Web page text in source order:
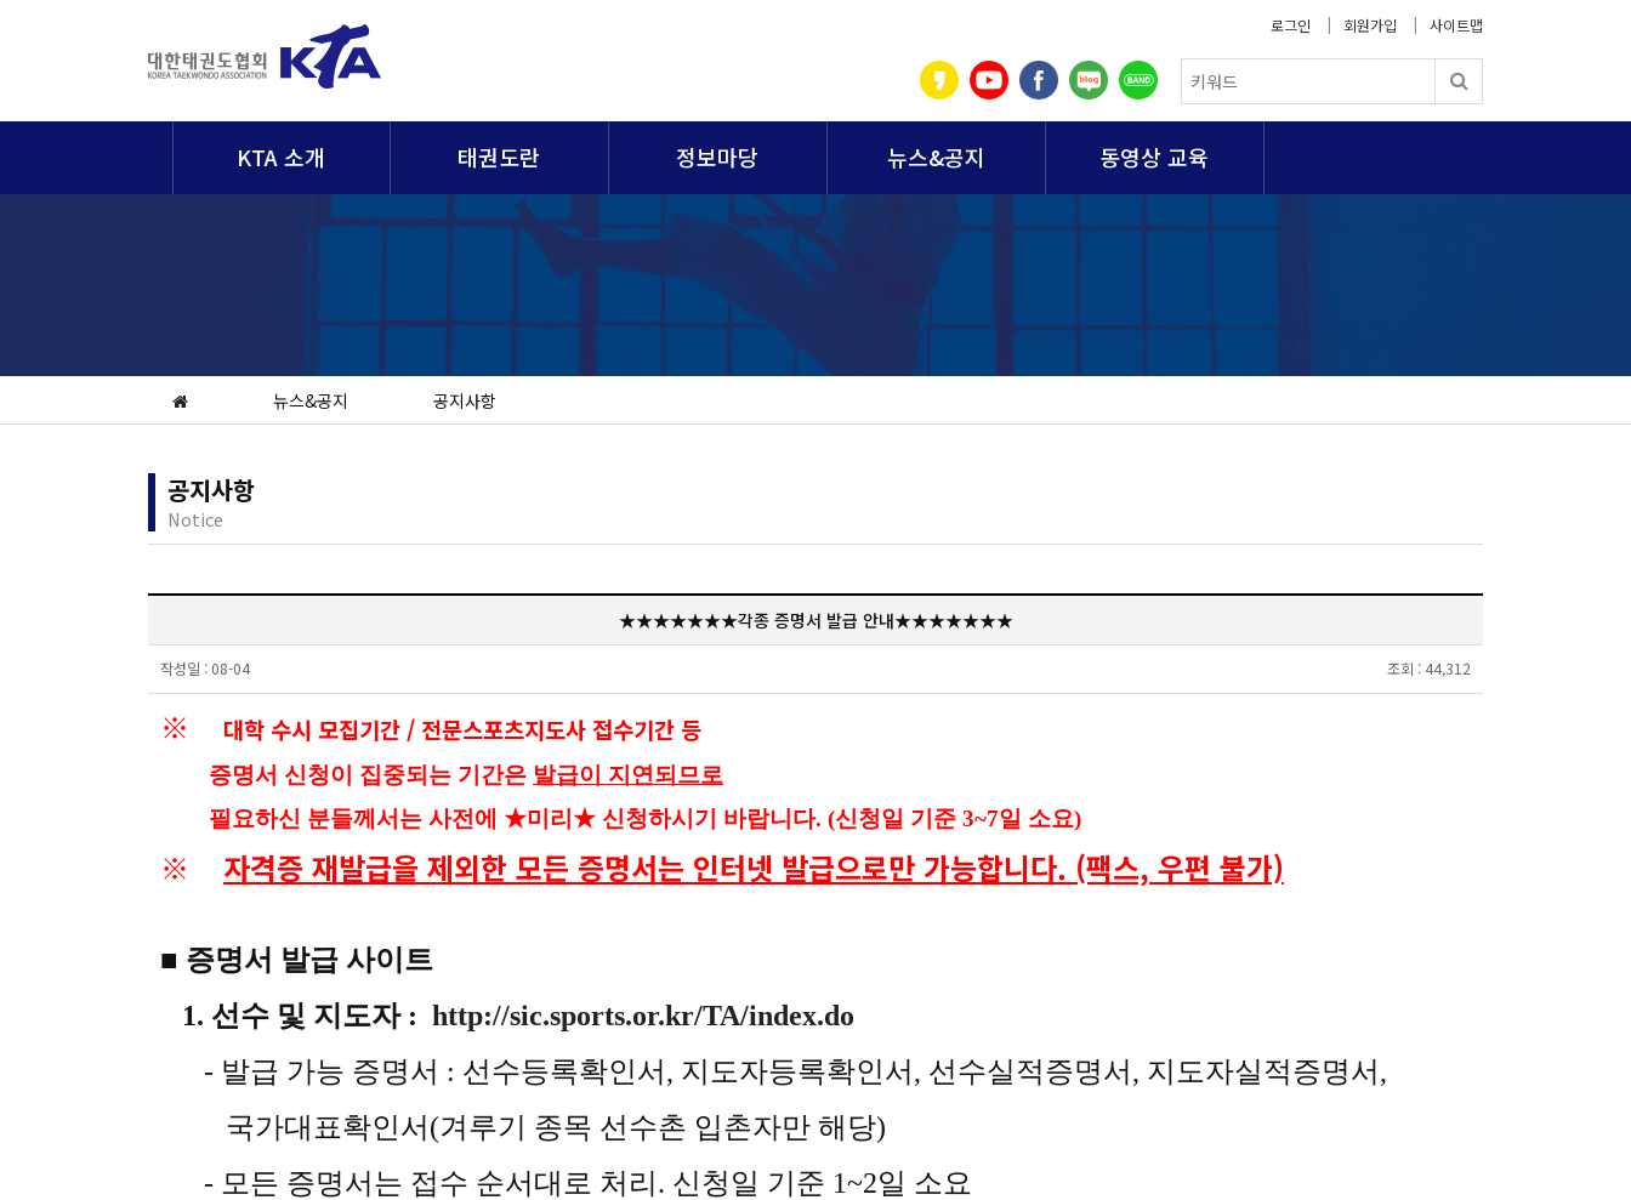
로그인 회원가입 사이트맵
KTA 소개 태권도란 정보마당 뉴스&공지 동영상 교육
뉴스&공지 공지사항
공지사항
Notice
★★★★★★★각종 증명서 발급 안내★★★★★★★
작성일 : 08-04 조회 : 44,312
※ 대학 수시 모집기간 / 전문스포츠지도사 접수기간 등
증명서 신청이 집중되는 기간은 발급이 지연되므로
필요하신 분들께서는 사전에 ★미리​★ 신청하시기 바랍니다. (신청일 기준 3~7일 소요)
※ 자격증 재발급을 제외한 모든 증명서는 인터넷 발급으로만 가능합니다. (팩스, 우편 불가)
■ 증명서 발급 사이트
1. 선수 및 지도자 : http://sic.sports.or.kr/TA/index.do
- 발급 가능 증명서 : 선수등록확인서, 지도자등록확인서, 선수실적증명서, 지도자실적증명서,
국가대표확인서(겨루기 종목 선수촌 입촌자만 해당)
- 모든 증명서는 접수 순서대로 처리. 신청일 기준 1~2일 소요